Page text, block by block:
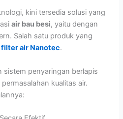
kini tersedia solusi yang
air bau besi, yaitu dengan
Salah satu produk yang
filter air Nanotec.
sistem penyaringan berlapis
kualitas air.